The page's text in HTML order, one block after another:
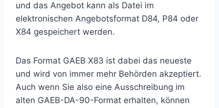
und das Angebot kann als Datei im
elektronischen Angebotsformat D84, P84 oder
X84 gespeichert werden.
Das Format GAEB X83 ist dabei das neueste
und wird von immer mehr Behörden akzeptiert.
Auch wenn Sie also eine Ausschreibung im
alten GAEB-DA-90-Format erhalten, können